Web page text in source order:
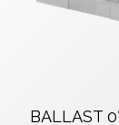
BALLAST